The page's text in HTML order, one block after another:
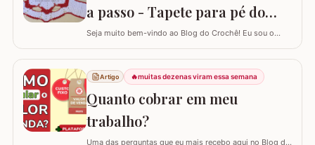
a passo - Tapete para pé do
vaso
Seja muito bem-vindo ao Blog do Crochê! Eu sou o
tapete camélia para o pé do vaso sanitário. Este passo
a passo foi elaborado com muito carinho para que você
complete seu jogo de banheiro com perfeição. É uma
peça com encaixe preciso e um…
Artigo 🔥muitas dezenas viram essa semana
Quanto cobrar em meu
trabalho?
Uma das perguntas que eu mais recebo aqui no Blog do